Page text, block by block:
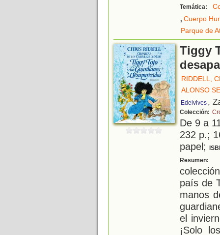
Temática:
, Cuerpo
Parque de
Tiggy
RIDDELL,
ALONSO
Edelvives ,
Colección:
De 9 a
232 p.;
papel;
Resumen:
país de
manos
el
¡Solo